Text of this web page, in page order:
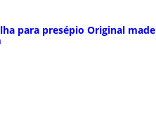
para presépio Original